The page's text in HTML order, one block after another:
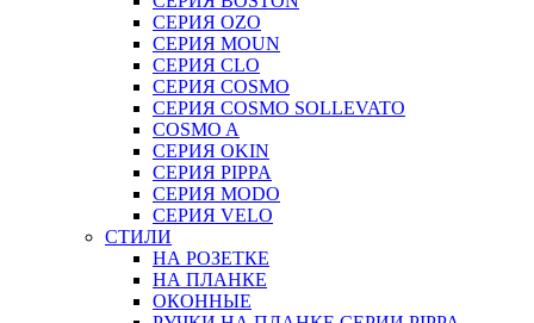
CЕРИЯ OZO
СЕРИЯ MOUN
СЕРИЯ CLO
СЕРИЯ COSMO
СЕРИЯ COSMO SOLLEVATO
COSMO A
СЕРИЯ OKIN
СЕРИЯ PIPPA
СЕРИЯ MODO
СЕРИЯ VELO
СТИЛИ
НА РОЗЕТКЕ
НА ПЛАНКЕ
ОКОННЫЕ